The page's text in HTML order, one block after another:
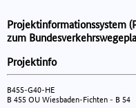
Projektinformationssystem
zum
Projektinfo
B455-G40-HE
B 455 OU Wiesbaden-Fichten - B 54